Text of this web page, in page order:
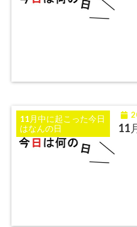
11月中に起こった今日
はなんの日
11